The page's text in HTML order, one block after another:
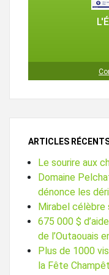
ARTICLES
Le sourire aux
Domaine
dénonce les
Mirabel célèbre
675 000 $
de l’Outaouais
Plus de 1000
la Fête